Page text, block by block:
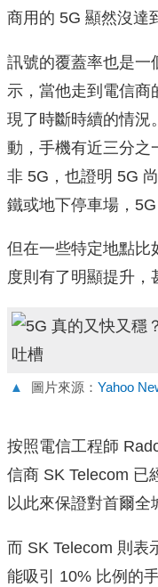
商用的 5G 顯然沒達
訊號的覆蓋率也是一
示，當他走到電信商
現了時斷時續的情況
動，手機有近三分之
非 5G，也證明 5G
鐵或地下停車場，
但在一些特定地點比
度則有了明顯提升，
▲ 圖片來源： Yahoo
按照電信工程師
信商 SK Telecom 已
以此來保證對首爾全
而 SK Telecom 則表
能吸引 10% 比例的